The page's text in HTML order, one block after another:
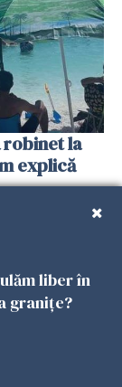
robinet la
explică
liber în
granițe?